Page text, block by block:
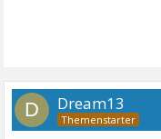
D Dream13